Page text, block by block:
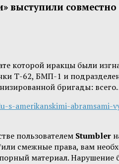
выступили
которой иракцы были
Т-62, БМП-1 и
бригады:
amerikanskimi-
пользователем Stumbler
смежные права, вам
материал. Нарушение